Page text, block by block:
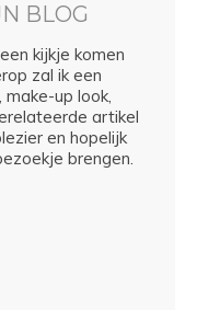
BLOG
kijkje komen
zal ik een
up look,
artikel
en hopelijk
brengen.